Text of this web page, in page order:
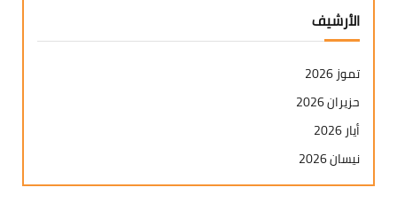
الأرشيف
تموز 2026
حزيران 2026
أيار 2026
نيسان 2026
آذار 2026